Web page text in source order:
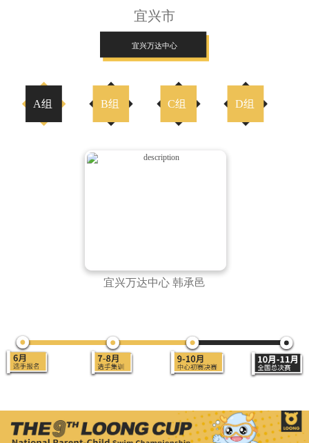
宜兴市
宜兴万达中心
A组 B组 C组 D组
宜兴万达中心 韩承邑